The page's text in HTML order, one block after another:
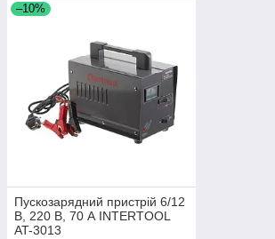
–10%
Пускозарядний пристрій 6/12
В, 220 В, 70 А INTERTOOL
AT-3013